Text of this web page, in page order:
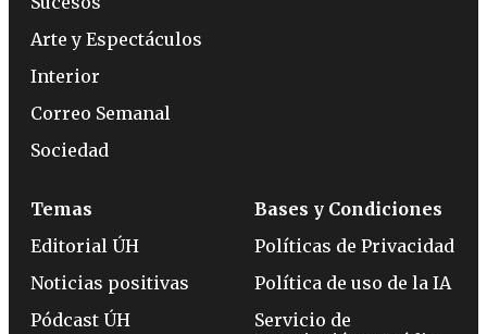
Arte y Espectáculos
Interior
Correo Semanal
Sociedad
Temas
Editorial ÚH
Noticias positivas
Pódcast ÚH
Bases y Condiciones
Políticas de Privacidad
Política de uso de la IA
Servicio de